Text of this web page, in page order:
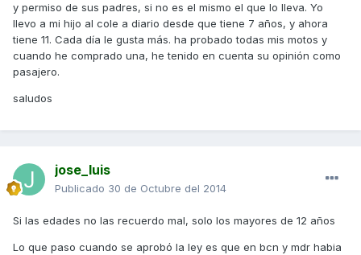
y permiso de sus padres, si no es el mismo el que lo lleva. Yo
llevo a mi hijo al cole a diario desde que tiene 7 años, y ahora
tiene 11. Cada día le gusta más. ha probado todas mis motos y
cuando he comprado una, he tenido en cuenta su opinión como
pasajero.
saludos
jose_luis
Publicado 30 de Octubre del 2014
Si las edades no las recuerdo mal, solo los mayores de 12 años
Lo que paso cuando se aprobó la ley es que en bcn y mdr habia